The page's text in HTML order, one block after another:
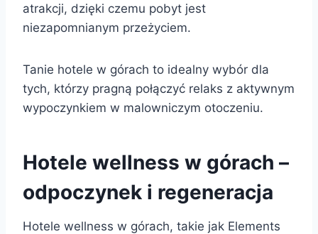
atrakcji, dzięki czemu pobyt jest
niezapomnianym przeżyciem.
Tanie hotele w górach to idealny wybór dla
tych, którzy pragną połączyć relaks z aktywnym
wypoczynkiem w malowniczym otoczeniu.
Hotele wellness w górach –
odpoczynek i regeneracja
Hotele wellness w górach, takie jak Elements